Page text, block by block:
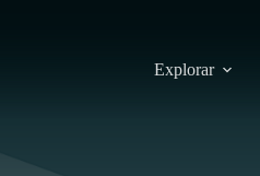
Explorar